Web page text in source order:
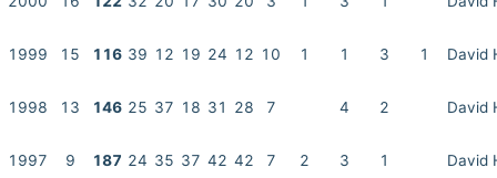
1999 15 116 39 12 19 24 12 10 1 1 3 1 David
1998 13 146 25 37 18 31 28 7 4 2 David
1997 9 187 24 35 37 42 42 7 2 3 1 David